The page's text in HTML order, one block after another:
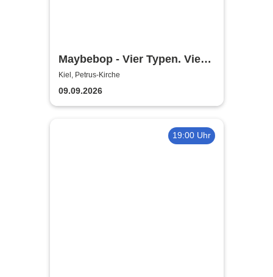
Maybebop - Vier Typen. Vier
Mikrofone. Sonst nichts.
Kiel, Petrus-Kirche
09.09.2026
19:00 Uhr